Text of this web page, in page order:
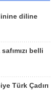
diline
belli
Türk Çadırı